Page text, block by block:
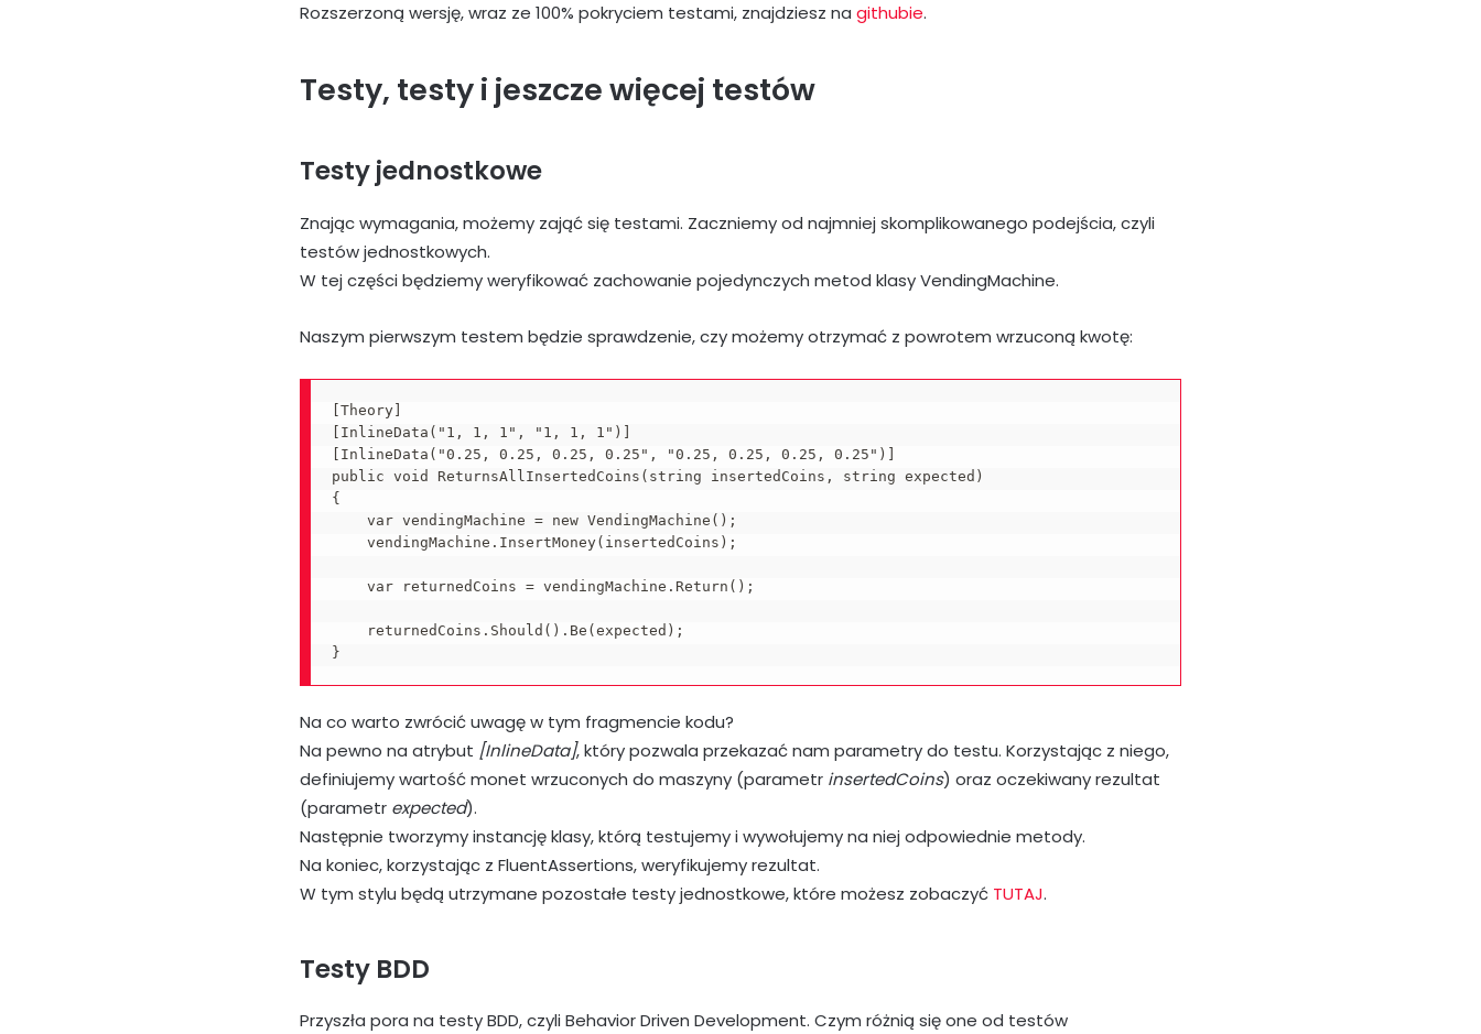
Rozszerzoną wersję, wraz ze 100% pokryciem testami, znajdziesz na githubie.
Testy, testy i jeszcze więcej testów
Testy jednostkowe
Znając wymagania, możemy zająć się testami. Zaczniemy od najmniej skomplikowanego podejścia, czyli
testów jednostkowych.
W tej części będziemy weryfikować zachowanie pojedynczych metod klasy VendingMachine.
Naszym pierwszym testem będzie sprawdzenie, czy możemy otrzymać z powrotem wrzuconą kwotę:
[Theory]
[InlineData("1, 1, 1", "1, 1, 1")]
[InlineData("0.25, 0.25, 0.25, 0.25", "0.25, 0.25, 0.25, 0.25")]
public void ReturnsAllInsertedCoins(string insertedCoins, string expected)
{
    var vendingMachine = new VendingMachine();
    vendingMachine.InsertMoney(insertedCoins);
    var returnedCoins = vendingMachine.Return();
    returnedCoins.Should().Be(expected);
}
Na co warto zwrócić uwagę w tym fragmencie kodu?
Na pewno na atrybut [InlineData], który pozwala przekazać nam parametry do testu. Korzystając z niego,
definiujemy wartość monet wrzuconych do maszyny (parametr insertedCoins) oraz oczekiwany rezultat
(parametr expected).
Następnie tworzymy instancję klasy, którą testujemy i wywołujemy na niej odpowiednie metody.
Na koniec, korzystając z FluentAssertions, weryfikujemy rezultat.
W tym stylu będą utrzymane pozostałe testy jednostkowe, które możesz zobaczyć TUTAJ.
Testy BDD
Przyszła pora na testy BDD, czyli Behavior Driven Development. Czym różnią się one od testów